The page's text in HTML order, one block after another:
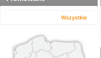
Wszystkie